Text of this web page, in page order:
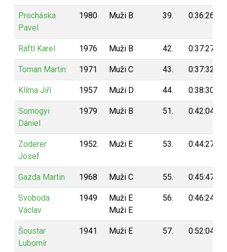
Procháska
Pavel
1980 Muži B 39. 0:36:26
Ráftl Karel 1976 Muži B 42. 0:37:27
Toman Martin 1971 Muži C 43. 0:37:32
Klíma Jiří 1957 Muži D 44. 0:38:30
Somogyi
Dániel
1979 Muži B 51. 0:42:04
Zoderer
Josef
1952 Muži E 53. 0:44:27
Gazda Martin 1968 Muži C 55. 0:45:47
Svoboda
Václav
1949
Muži E
Muži E
56. 0:46:24
Šoustar
Lubomír
1941 Muži E 57. 0:52:04